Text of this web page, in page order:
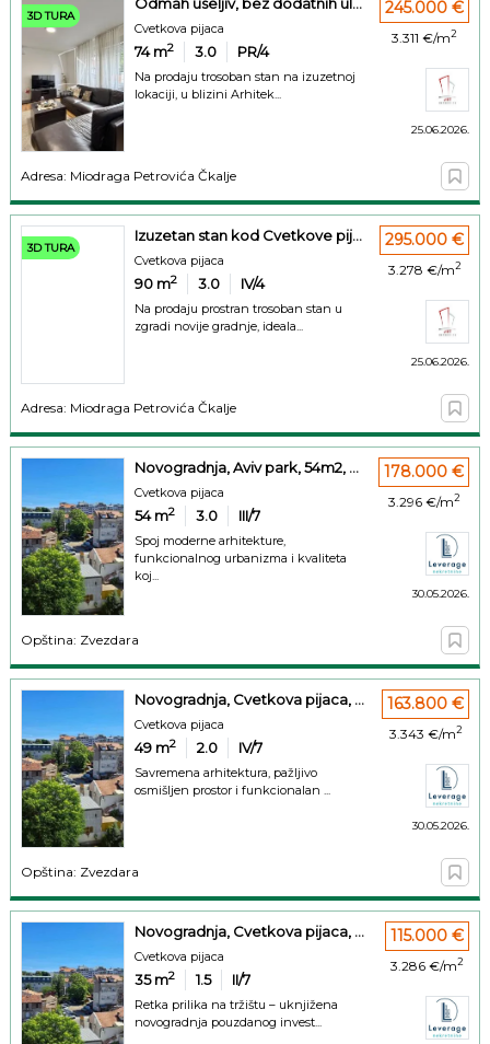
3D TURA
Cvetkova pijaca
74m2 3.0 PR/4
Na prodaju trosoban stan na izuzetnoj
lokaciji, u blizini Arhitek...
245.000 €
3.311 €/m2
25.06.2026.
Adresa: Miodraga Petrovića Čkalje
3D TURA
Izuzetan stan kod Cvetkove pij...
Cvetkova pijaca
90 m2 3.0 IV/4
Na prodaju prostran trosoban stan u
zgradi novije gradnje, ideala...
295.000 €
3.278 €/m2
25.06.2026.
Adresa: Miodraga Petrovića Čkalje
Novogradnja, Aviv park, 54m2, ...
Cvetkova pijaca
54m2 3.0 III/7
Spoj moderne arhitekture,
funkcionalnog urbanizma i kvaliteta
koj...
178.000 €
3.296 €/m2
30.05.2026.
Opština: Zvezdara
Novogradnja, Cvetkova pijaca, ...
Cvetkova pijaca
49 m2 2.0 IV/7
Savremena arhitektura, pažljivo
osmišljen prostor i funkcionalan ...
163.800 €
3.343 €/m2
30.05.2026.
Opština: Zvezdara
Novogradnja, Cvetkova pijaca, ...
Cvetkova pijaca
35m2 1.5 II/7
Retka prilika na tržištu – uknjižena
novogradnja pouzdanog invest...
115.000 €
3.286 €/m2